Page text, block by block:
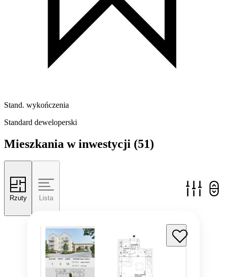
Stand. wykończenia
Standard deweloperski
Mieszkania w inwestycji (51)
Rzuty Lista